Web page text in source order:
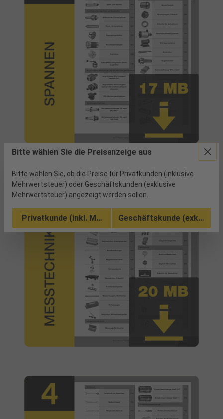
Bitte wählen Sie die Preisanzeige aus
Bitte wählen Sie, ob die Preise für Privatkunden (inklusive
Mehrwertsteuer) oder Geschäftskunden (exklusive
Mehrwertsteuer) angezeigt werden sollen.
Privatkunde (inkl. MwSt.) Geschäftskunde (exkl.